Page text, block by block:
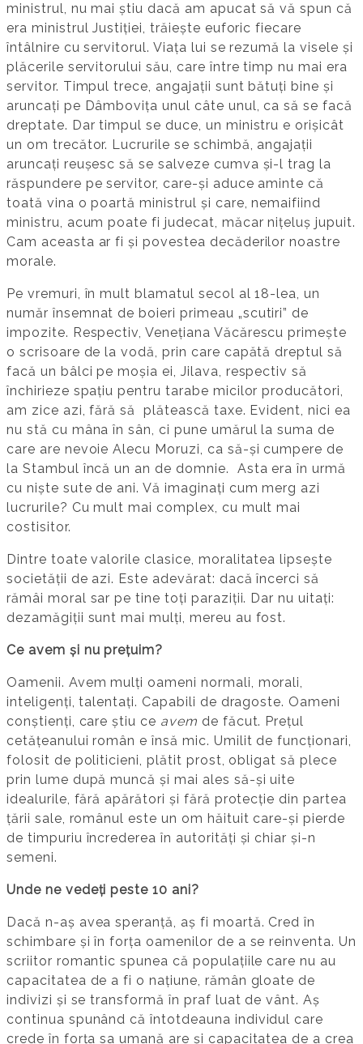
ministrul, nu mai știu dacă am apucat să vă spun că
era ministrul Justiției, trăiește euforic fiecare
întâlnire cu servitorul. Viața lui se rezumă la visele și
plăcerile servitorului său, care între timp nu mai era
servitor. Timpul trece, angajații sunt bătuți bine și
aruncați pe Dâmbovița unul câte unul, ca să se facă
dreptate. Dar timpul se duce, un ministru e orișicât
un om trecător. Lucrurile se schimbă, angajații
aruncați reușesc să se salveze cumva și-l trag la
răspundere pe servitor, care-și aduce aminte că
toată vina o poartă ministrul și care, nemaifiind
ministru, acum poate fi judecat, măcar nițeluș jupuit.
Cam aceasta ar fi și povestea decăderilor noastre
morale.
Pe vremuri, în mult blamatul secol al 18-lea, un
număr însemnat de boieri primeau „scutiri” de
impozite. Respectiv, Venețiana Văcărescu primește
o scrisoare de la vodă, prin care capătă dreptul să
facă un bâlci pe moșia ei, Jilava, respectiv să
închirieze spațiu pentru tarabe micilor producători,
am zice azi, fără să plătească taxe. Evident, nici ea
nu stă cu mâna în sân, ci pune umărul la suma de
care are nevoie Alecu Moruzi, ca să-și cumpere de
la Stambul încă un an de domnie. Asta era în urmă
cu niște sute de ani. Vă imaginați cum merg azi
lucrurile? Cu mult mai complex, cu mult mai
costisitor.
Dintre toate valorile clasice, moralitatea lipsește
societății de azi. Este adevărat: dacă încerci să
rămâi moral sar pe tine toți paraziții. Dar nu uitați:
dezamăgiții sunt mai mulți, mereu au fost.
Ce avem și nu prețuim?
Oamenii. Avem mulți oameni normali, morali,
inteligenți, talentați. Capabili de dragoste. Oameni
conștienți, care știu ce avem de făcut. Prețul
cetățeanului român e însă mic. Umilit de funcționari,
folosit de politicieni, plătit prost, obligat să plece
prin lume după muncă și mai ales să-și uite
idealurile, fără apărători și fără protecție din partea
țării sale, românul este un om hăituit care-și pierde
de timpuriu încrederea în autorități și chiar și-n
semeni.
Unde ne vedeți peste 10 ani?
Dacă n-aș avea speranță, aș fi moartă. Cred în
schimbare și în forța oamenilor de a se reinventa. Un
scriitor romantic spunea că populațiile care nu au
capacitatea de a fi o națiune, rămân gloate de
indivizi și se transformă în praf luat de vânt. Aș
continua spunând că întotdeauna individul care
crede în forța sa umană are și capacitatea de a crea